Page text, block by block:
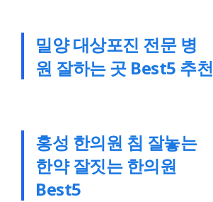
밀양 대상포진 전문 병
원 잘하는 곳 Best5 추천
홍성 한의원 침 잘놓는
한약 잘짓는 한의원
Best5